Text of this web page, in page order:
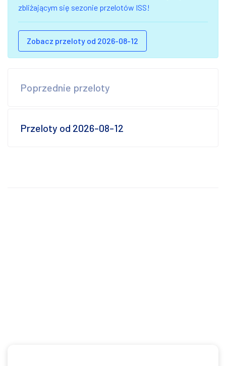
zbliżającym się sezonie przelotów ISS!
Zobacz przeloty od 2026-08-12
Poprzednie przeloty
Przeloty od 2026-08-12